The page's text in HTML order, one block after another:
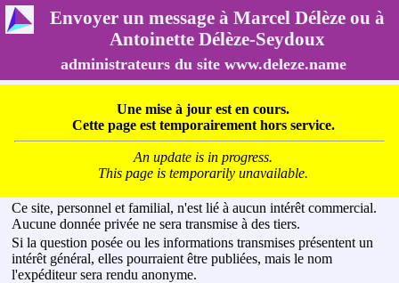
Envoyer un message à Marcel Délèze ou à
Antoinette Délèze-Seydoux
administrateurs du site www.deleze.name
Une mise à jour est en cours.
Cette page est temporairement hors service.
An update is in progress.
This page is temporarily unavailable.
Ce site, personnel et familial, n'est lié à aucun intérêt commercial.
Aucune donnée privée ne sera transmise à des tiers.
Si la question posée ou les informations transmises présentent un
intérêt général, elles pourraient être publiées, mais le nom
l'expéditeur sera rendu anonyme.